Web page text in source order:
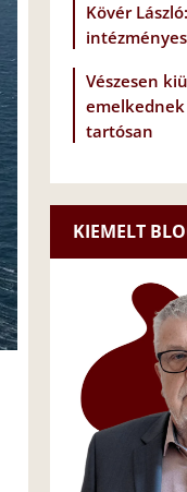
Kövér
Vészesen
tartósan
KIEMELT